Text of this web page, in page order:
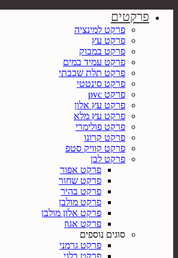
פרקטים
פרקט למינציה
פרקט עץ
פרקט במבוק
פרקט עמיד במים
פרקט תלת שכבתי
פרקט סינטטי
פרקט pvc
פרקט עץ אלון
פרקט עץ מלא
פרקט פולימרי
פרקט קרונו
פרקט קוויק סטפ
פרקט לבן
פרקט אפור
פרקט שחור
פרקט בהיר
פרקט מולבן
פרקט אלון מולבן
פרקט אגוז
סוגים נוספים
פרקט גרמני
פרקט בלגי